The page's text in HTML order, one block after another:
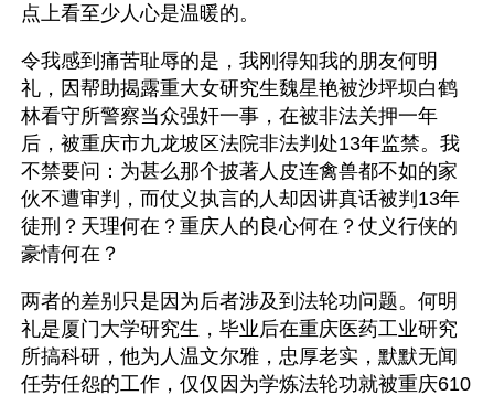
点上看至少人心是温暖的。
令我感到痛苦耻辱的是，我刚得知我的朋友何明
礼，因帮助揭露重大女研究生魏星艳被沙坪坝白鹤
林看守所警察当众强奸一事，在被非法关押一年
后，被重庆市九龙坡区法院非法判处13年监禁。我
不禁要问：为甚么那个披著人皮连禽兽都不如的家
伙不遭审判，而仗义执言的人却因讲真话被判13年
徒刑？天理何在？重庆人的良心何在？仗义行侠的
豪情何在？
两者的差别只是因为后者涉及到法轮功问题。何明
礼是厦门大学研究生，毕业后在重庆医药工业研究
所搞科研，他为人温文尔雅，忠厚老实，默默无闻
任劳任怨的工作，仅仅因为学炼法轮功就被重庆610